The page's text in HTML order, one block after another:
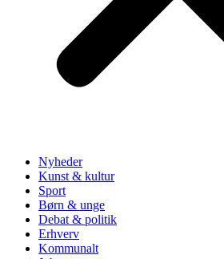
Nyheder
Kunst & kultur
Sport
Børn & unge
Debat & politik
Erhverv
Kommunalt